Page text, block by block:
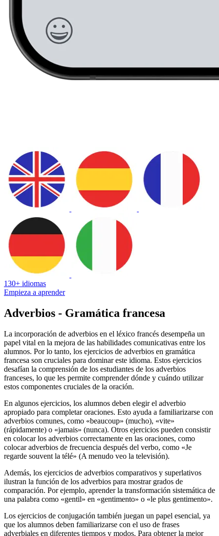
130+ idiomas
Empieza a aprender
Adverbios - Gramática francesa
La incorporación de adverbios en el léxico francés desempeña un
papel vital en la mejora de las habilidades comunicativas entre los
alumnos. Por lo tanto, los ejercicios de adverbios en gramática
francesa son cruciales para dominar este idioma. Estos ejercicios
desafían la comprensión de los estudiantes de los adverbios
franceses, lo que les permite comprender dónde y cuándo utilizar
estos componentes cruciales de la oración.
En algunos ejercicios, los alumnos deben elegir el adverbio
apropiado para completar oraciones. Esto ayuda a familiarizarse con
adverbios comunes, como «beaucoup» (mucho), «vite»
(rápidamente) o «jamais» (nunca). Otros ejercicios pueden consistir
en colocar los adverbios correctamente en las oraciones, como
colocar adverbios de frecuencia después del verbo, como «Je
regarde souvent la télé» (A menudo veo la televisión).
Además, los ejercicios de adverbios comparativos y superlativos
ilustran la función de los adverbios para mostrar grados de
comparación. Por ejemplo, aprender la transformación sistemática de
una palabra como «gentil» en «gentimento» o «le plus gentimento».
Los ejercicios de conjugación también juegan un papel esencial, ya
que los alumnos deben familiarizarse con el uso de frases
adverbiales en diferentes tiempos y modos. Para obtener la mejor